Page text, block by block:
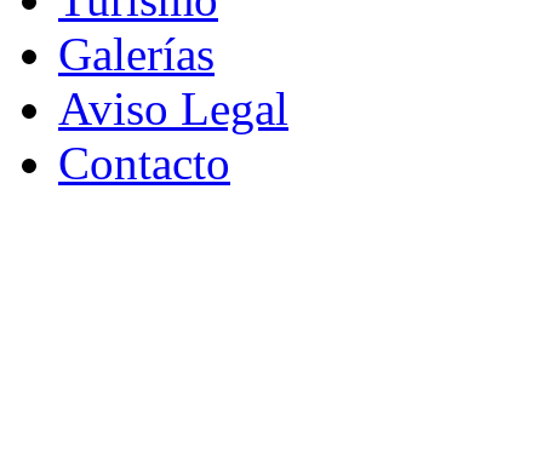
Galerías
Aviso Legal
Contacto